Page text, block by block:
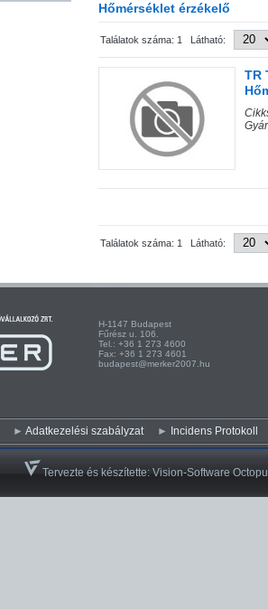
Hőmérséklet érzékelő
Találatok száma: 1 Látható:
TR
Találatok száma: 1 Látható:
H-1147 Budapest H-
Fűrész u. 106.
Tel.: +36 1 273 4600
Fax: +36 1 273 4601
budapest@merker2007.hu
Adatkezelési szabályzat Incidens Protokoll
Tervezte és készítette:Vision-Software